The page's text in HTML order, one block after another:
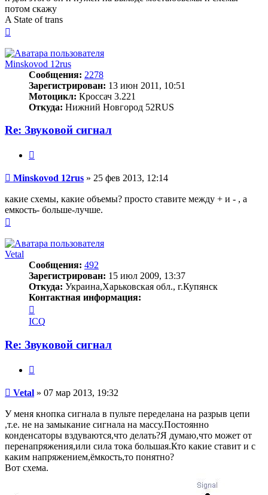
потом скажу
A State of trans
началу
Minskovod 12rus
Сообщения: 2278
Зарегистрирован: 13 июн 2011, 10:51
Мотоцикл: Кроссач 3.221
Откуда: Нижний Новгород 52RUS
Re: Звуковой сигнал
Сообщение
Minskovod 12rus » 25 фев 2013, 12:14
какие схемы, какие объемы? просто ставите между + и - , а
емкость- больше-лучше.
началу
Vetal
Сообщения: 492
Зарегистрирован: 15 июл 2009, 13:37
Откуда: Украина,Харьковская обл., г.Купянск
Контактная информация:
информация
пользователя
ICQ
Re: Звуковой сигнал
Сообщение
Vetal » 07 мар 2013, 19:32
У меня кнопка сигнала в пульте переделана на разрыв цепи
,т.е. не на замыкание сигнала на массу.Постоянно
конденсаторы вздуваются,что делать?Я думаю,что может от
перенапряжения,или сила тока большая.Кто какие ставит и с
каким напряжением,ёмкость,то понятно?
Вот схема.